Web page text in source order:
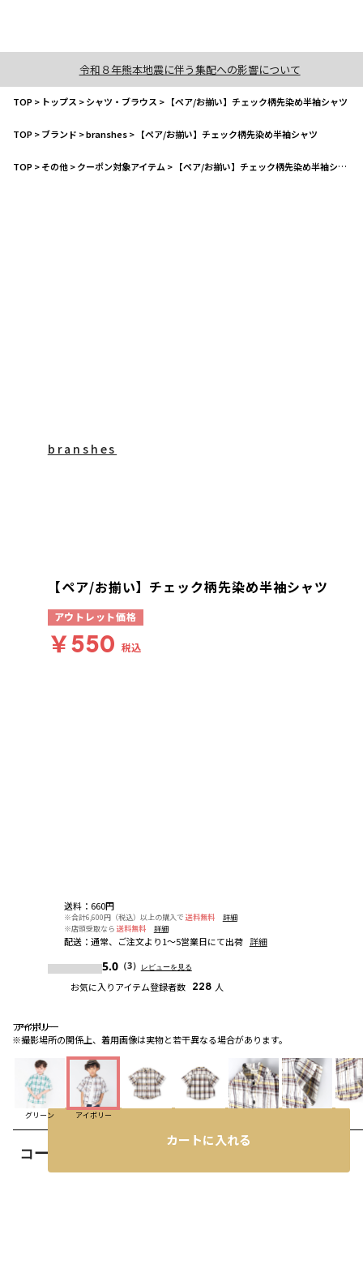
令和８年熊本地震に伴う集配への影響について
TOP> トップス >シャツ・ブラウス > 【ペア/お揃い】チェック柄先染め半袖シャツ
TOP>ブランド >branshes> 【ペア/お揃い】チェック柄先染め半袖シャツ
TOP>その他>クーポン対象アイテム > 【ペア/お揃い】チェック柄先染め半袖シャツ
アイボリー
※撮影場所の関係上、着用画像は実物と若干異なる場合があります。
アイボリー
アイボリー
グリーン アイボリー
コーディネート
送料： 660円
※合計6,600円（税込）以上の購入で 送料無料
詳細
※店頭受取なら 送料無料 詳細
配送： 通常、ご注文より1～5営業日にて出荷 詳細
5.0（3） レビューを見る
お気に入りアイテム登録者数 228 人
branshes
【ペア/お揃い】チェック柄先染め半袖シャツ
アウトレット価格
￥550 税込
カートに入れる